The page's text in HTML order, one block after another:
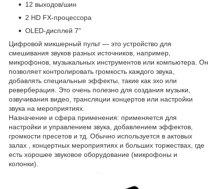
12 выходов/шин
2 HD FX-процессора
OLED-дисплей 7"
Цифровой микшерный пульт — это устройство для
смешивания звуков разных источников, например,
микрофонов, музыкальных инструментов или компьютера. Он
позволяет контролировать громкость каждого звука,
добавлять специальные эффекты, такие как эхо или
реверберация. Это очень полезно для создания музыки,
озвучивания видео, трансляции концертов или настройки
звука на мероприятиях.
Назначение и сфера применения: применяется для
настройки и управлением звука, добавлением эффектов,
громкости пресетов и тд. Обычно используется в актовых
залах , концертных мероприятиях и больших торжествах, где
есть хорошее звуковое оборудование (микрофоны и
колонки).